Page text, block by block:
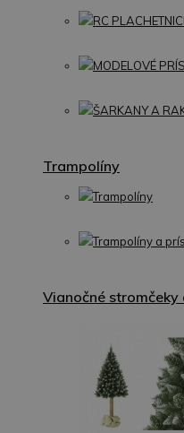
RC
MODELOVÉ
ŠARKANY A
Trampolíny
Trampolíny
Trampolíny a
Vianočné stromčeky